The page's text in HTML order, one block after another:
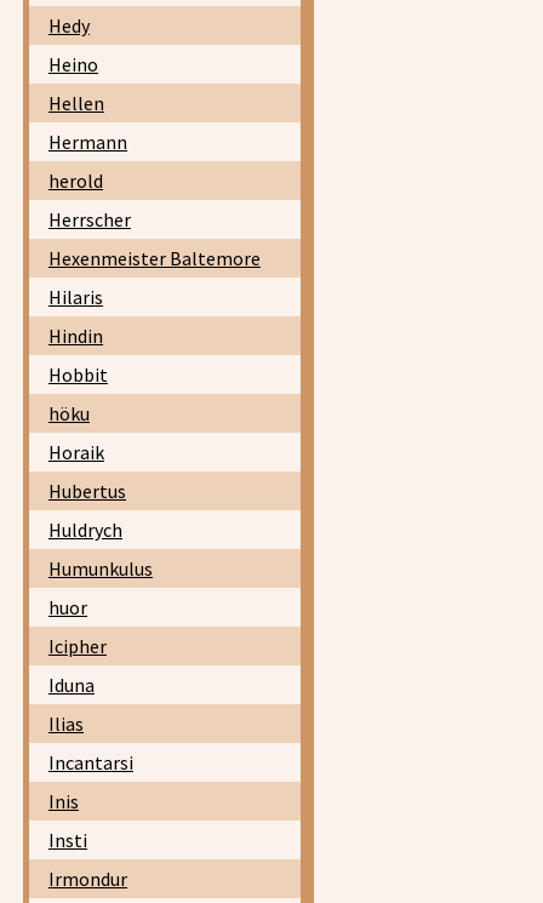
Hedy
Heino
Hellen
Hermann
herold
Herrscher
Hexenmeister Baltemore
Hilaris
Hindin
Hobbit
höku
Horaik
Hubertus
Huldrych
Humunkulus
huor
Icipher
Iduna
Ilias
Incantarsi
Inis
Insti
Irmondur